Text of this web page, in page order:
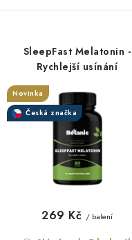
SleepFast Melatonin -
Rychlejší usínání
Novinka
Česká značka
269 Kč / balení